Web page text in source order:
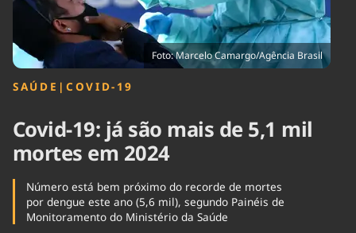
Foto: Marcelo Camargo/Agência Brasil
SAÚDE | COVID-19
Covid-19: já são mais de 5,1 mil
mortes em 2024
Número está bem próximo do recorde de mortes
por dengue este ano (5,6 mil), segundo Painéis de
Monitoramento do Ministério da Saúde